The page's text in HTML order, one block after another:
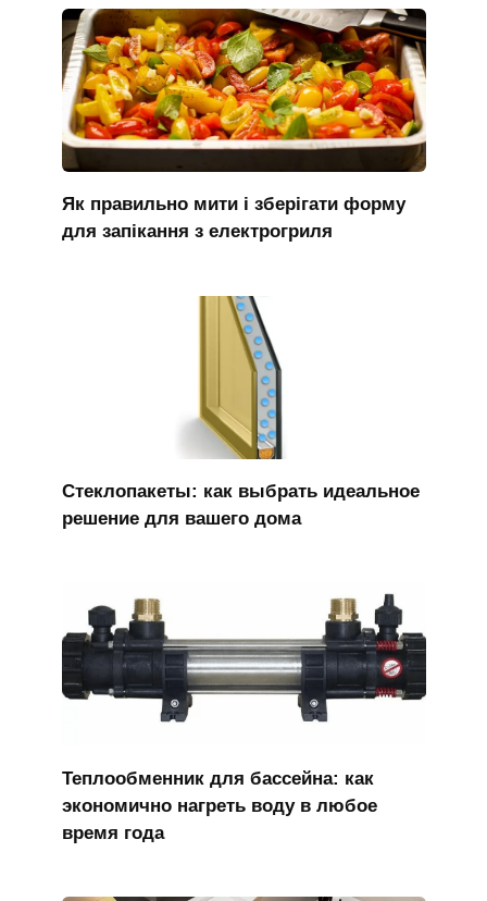
Як правильно мити і зберігати форму
для запікання з електрогриля
Стеклопакеты: как выбрать идеальное
решение для вашего дома
Теплообменник для бассейна: как
экономично нагреть воду в любое
время года